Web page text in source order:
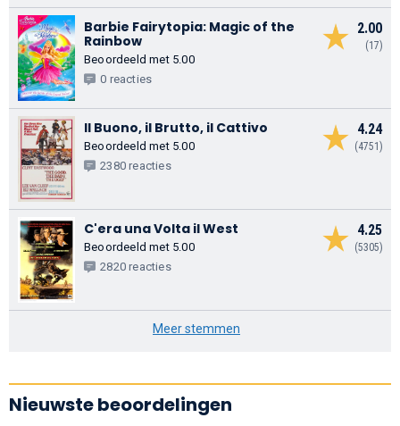
2.00
(17)
Barbie Fairytopia: Magic of the
Rainbow
Beoordeeld met 5.00
0 reacties
4.24
(4751)
Il Buono, il Brutto, il Cattivo
Beoordeeld met 5.00
2380 reacties
4.25
(5305)
C'era una Volta il West
Beoordeeld met 5.00
2820 reacties
Meer stemmen
Nieuwste beoordelingen